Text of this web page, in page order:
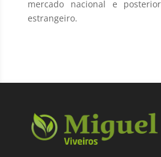
mercado nacional e
estrangeiro.